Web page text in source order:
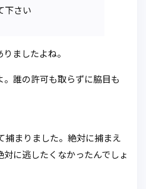
下さい
ましたよね。
誰の許可も取らずに脇目も
捕まりました。絶対に捕まえ
に逃したくなかったんでしょ